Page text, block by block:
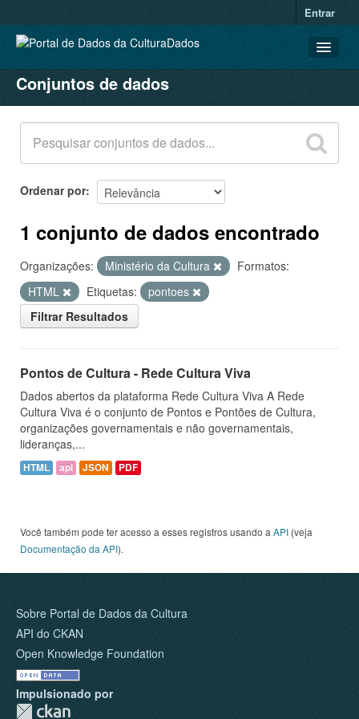
Entrar
CONJUNTOS DE DADOS
ORGANIZAÇÕES
GRUPOS
SOBRE
Conjuntos de dados
Ordenar por
1 conjunto de dados encontrado
Organizações: Ministério da Cultura
Formatos:
HTML
Etiquetas:
pontoes
Filtrar Resultados
Pontos de Cultura - Rede Cultura Viva
Dados abertos da plataforma Rede Cultura Viva A Rede
Cultura Viva é o conjunto de Pontos e Pontões de Cultura,
organizações governamentais e não governamentais,
lideranças,...
HTML api JSON PDF
Você também pode ter acesso a esses registros usando a API (veja
Documentação da API).
Sobre Portal de Dados da Cultura
API do CKAN
Open Knowledge Foundation
Impulsionado por